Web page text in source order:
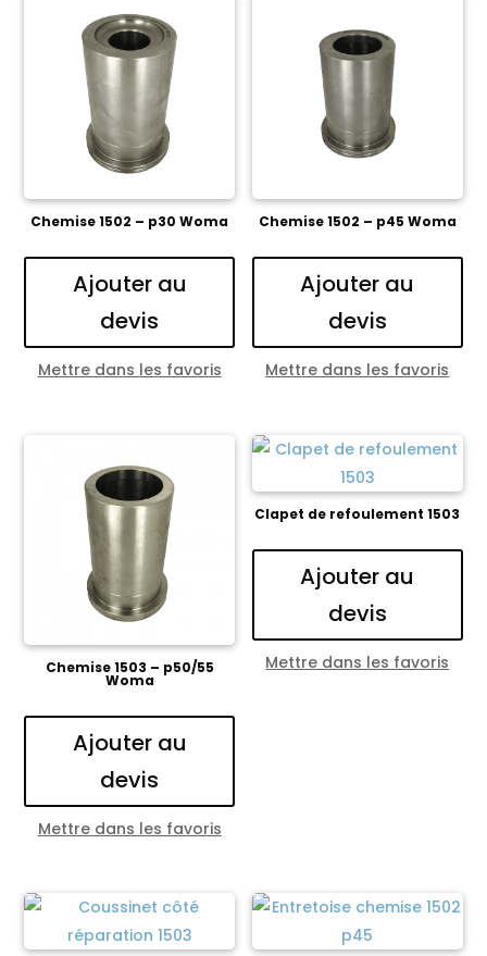
Chemise 1502 – p30 Woma
Ajouter au
devis
Mettre dans les favoris
Chemise 1502 – p45 Woma
Ajouter au
devis
Mettre dans les favoris
Chemise 1503 – p50/55
Woma
Ajouter au
devis
Mettre dans les favoris
Clapet de refoulement 1503
Ajouter au
devis
Mettre dans les favoris